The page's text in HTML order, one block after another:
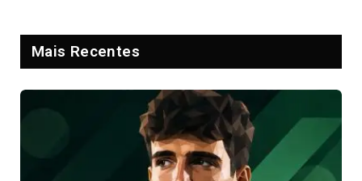
Mais Recentes